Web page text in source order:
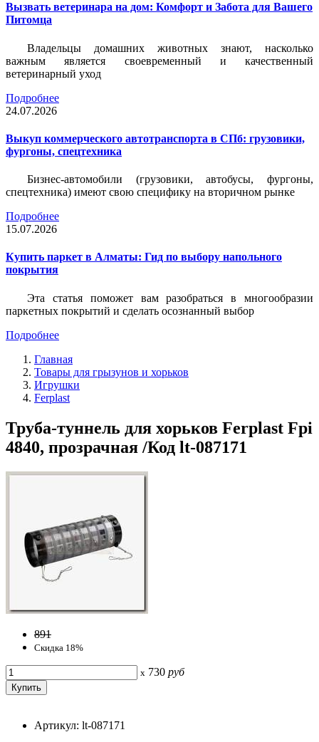
Вызвать ветеринара на дом: Комфорт и Забота для Вашего
Питомца
Владельцы домашних животных знают, насколько
важным является своевременный и качественный
ветеринарный уход
Подробнее
24.07.2026
Выкуп коммерческого автотранспорта в СПб: грузовики,
фургоны, спецтехника
Бизнес-автомобили (грузовики, автобусы, фургоны,
спецтехника) имеют свою специфику на вторичном рынке
Подробнее
15.07.2026
Купить паркет в Алматы: Гид по выбору напольного
покрытия
Эта статья поможет вам разобраться в многообразии
паркетных покрытий и сделать осознанный выбор
Подробнее
Главная
Товары для грызунов и хорьков
Игрушки
Ferplast
Труба-туннель для хорьков Ferplast Fpi
4840, прозрачная /Код lt-087171
891
Скидка 18%
x 730 руб
Артикул: lt-087171